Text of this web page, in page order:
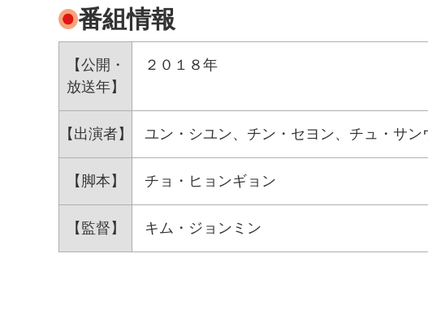
番組情報
【公開・
放送年】
２０１８年
【出演者】 ユン・シユン、チン・セヨン、チュ・サ
【脚本】 チョ・ヒョンギョン
【監督】 キム・ジョンミン